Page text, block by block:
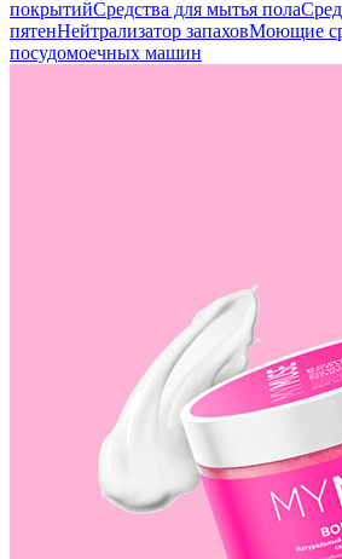
покрытийСредства для мытья пола
пятенНейтрализатор запаховМоющие
посудомоечных машин